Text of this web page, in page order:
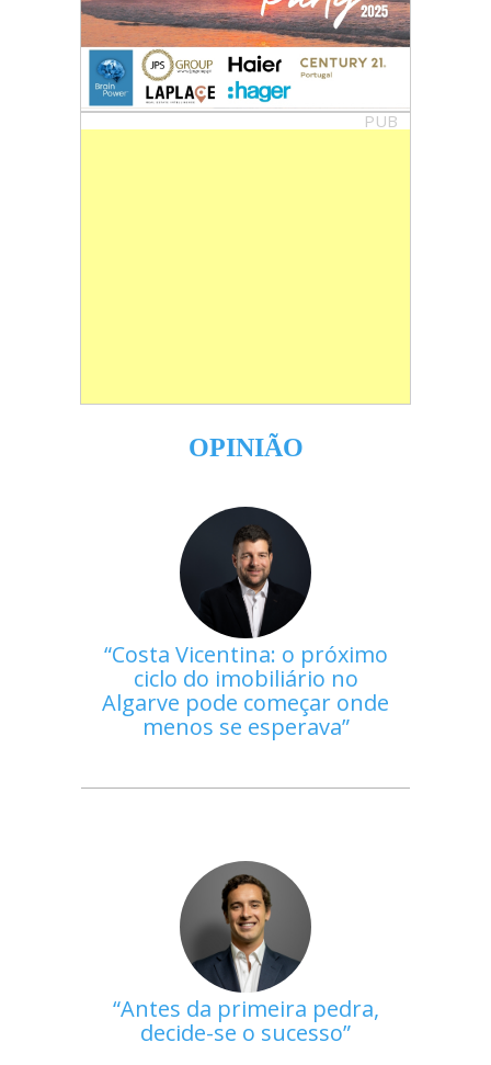
PUB
OPINIÃO
Costa Vicentina: o próximo
ciclo do imobiliário no
Algarve pode começar onde
menos se esperava
Antes da primeira pedra,
decide-se o sucesso